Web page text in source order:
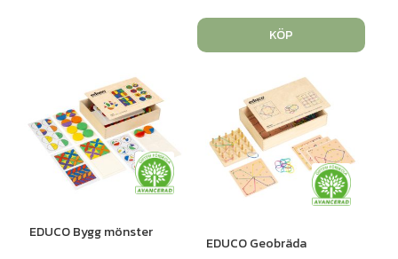
KÖP
EDUCO Bygg mönster
EDUCO Geobräda